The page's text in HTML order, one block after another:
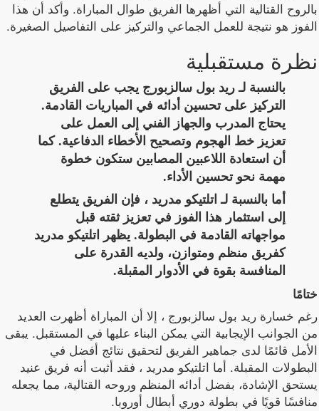
بالروح القتالية التي أظهرها الفريق طوال المباراة. وأكد أن هذا
الفوز هو نتيجة للعمل الجماعي والتركيز على التفاصيل الصغيرة.
نظرة مستقبلية
بالنسبة لـ ريد بول سالزبورج يجب على الفريق
التركيز على تحسين أدائه في المباريات القادمة.
يحتاج المدرب والجهاز الفني إلى العمل على
تعزيز خط الهجوم وتصحيح الأخطاء الدفاعية. كما
أن استعادة اللاعبين المصابين ستكون خطوة
مهمة نحو تحسين الأداء.
أما بالنسبة لـ اتلتيكو مدريد ، فإن الفريق يتطلع
إلى استثمار هذا الفوز في تعزيز ثقته قبل
مواجهاته القادمة في البطولة. يظهر اتلتيكو مدريد
كفريق منظم ومتوازن، ولديه القدرة على
المنافسة بقوة في الأدوار المقبلة.
ختامًا
رغم خسارة ريد بول سالزبورج ، إلا أن المباراة أظهرت العديد
من الجوانب الإيجابية التي يمكن البناء عليها في المستقبل. يبقى
الأمل قائمًا لدى جماهير الفريق لتحقيق نتائج أفضل في
البطولات المقبلة. أما اتلتيكو مدريد ، فقد أثبت أنه فريق عنيد
يستحق الإشادة، بفضل أدائه المنظم وروحه القتالية، مما يجعله
منافسًا قويًا في بطولة دوري أبطال أوروبا.